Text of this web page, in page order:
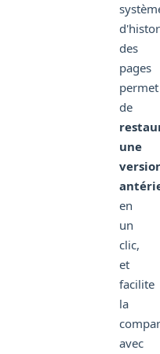
des
pages
permet
de
une
en
un
clic,
et
facilite
la
avec